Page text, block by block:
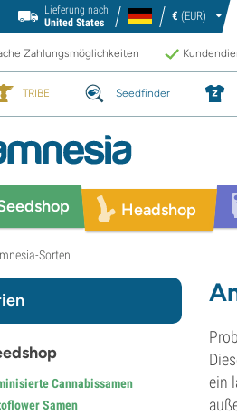
Lieferung nach
United States
€ (EUR)
Zahlungsmöglichkeiten
TRIBE Seedfinder
Headshop
Sorten
ein
Cannabissamen
Samen